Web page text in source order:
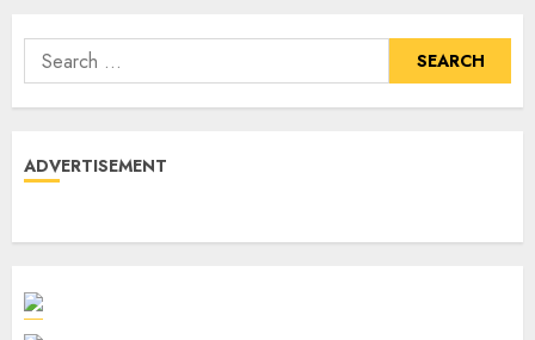
ADVERTISEMENT